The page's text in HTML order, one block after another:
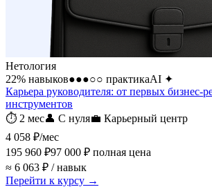
Нетология
22% навыков●●●○○ практикаAI ✦
Карьера руководителя: от первых
инструментов
⏱ 2 мес👤 С нуля💼 Карьерный центр
4 058 ₽/мес
195 960 ₽97 000 ₽ полная цена
≈ 6 063 ₽ / навык
Перейти к курсу →